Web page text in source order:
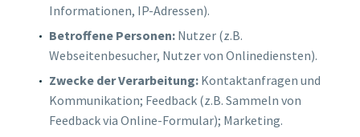
Informationen, IP-Adressen).
Betroffene Personen: Nutzer (z.B.
Webseitenbesucher, Nutzer von Onlinediensten).
Zwecke der Verarbeitung: Kontaktanfragen und
Kommunikation; Feedback (z.B. Sammeln von
Feedback via Online-Formular); Marketing.